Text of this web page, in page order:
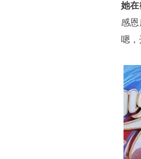
她
感
嗯，